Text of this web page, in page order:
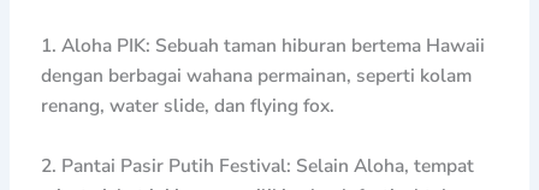
1. Aloha PIK: Sebuah taman hiburan bertema Hawaii
dengan berbagai wahana permainan, seperti kolam
renang, water slide, dan flying fox.
2. Pantai Pasir Putih Festival: Selain Aloha, tempat